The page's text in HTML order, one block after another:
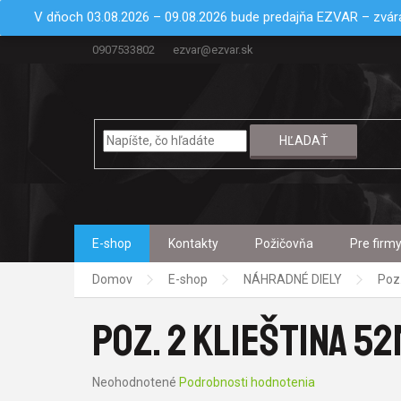
V dňoch 03.08.2026 – 09.08.2026 bude predajňa EZVAR –
0907533802 ezvar@ezvar.sk
HĽADAŤ
E-shop Kontakty Požičovňa Pre firmy
Domov E-shop NÁHRADNÉ DIELY
POZ. 2 KLIEŠTINA
Priemerné
Neohodnotené Podrobnosti hodnotenia